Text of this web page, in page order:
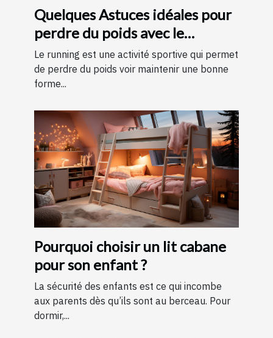
Quelques Astuces idéales pour
perdre du poids avec le
running ?
Le running est une activité sportive qui permet
de perdre du poids voir maintenir une bonne
forme...
Pourquoi choisir un lit cabane
pour son enfant ?
La sécurité des enfants est ce qui incombe
aux parents dès qu’ils sont au berceau. Pour
dormir,...